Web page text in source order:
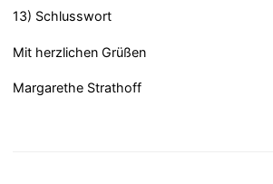
13) Schlusswort
Mit herzlichen Grüßen
Margarethe Strathoff